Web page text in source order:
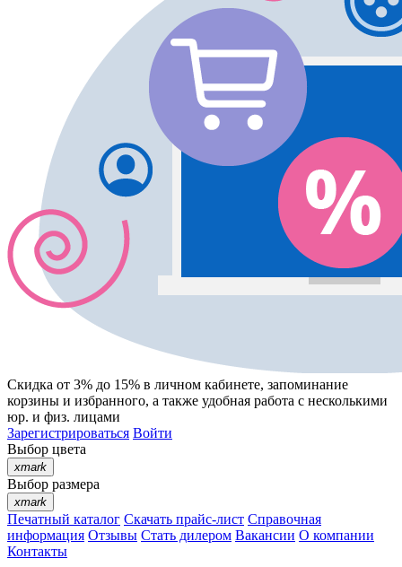
Скидка от 3% до 15% в личном кабинете, запоминание
корзины и избранного, а также удобная работа с несколькими
юр. и физ. лицами
Зарегистрироваться Войти
Выбор цвета
xmark
Выбор размера
xmark
Печатный каталог Скачать прайс-лист Справочная
информация Отзывы Стать дилером Вакансии О компании
Контакты